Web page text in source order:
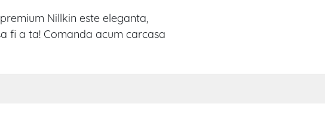
Nillkin este eleganta,
fi a ta! Comanda acum carcasa